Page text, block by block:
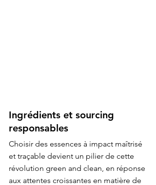
Ingrédients et sourcing
responsables
Choisir des essences à impact maîtrisé
et traçable devient un pilier de cette
révolution green and clean, en réponse
aux attentes croissantes en matière de